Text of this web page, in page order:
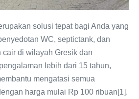
solusi tepat bagi Anda yang
WC, septictank, dan
di wilayah Gresik dan
lebih dari 15 tahun,
mengatasi semua
harga mulai Rp 100 ribuan[1].